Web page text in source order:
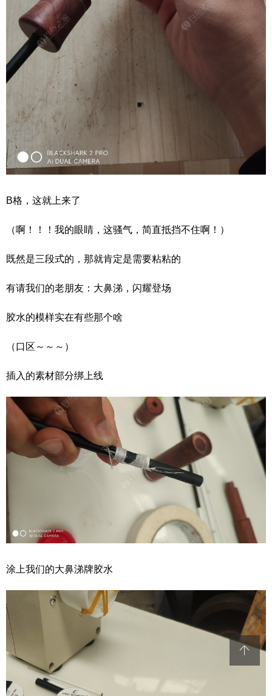
B格，这就上来了
（啊！！！我的眼睛，这骚气，简直抵挡不住啊！）
既然是三段式的，那就肯定是需要粘粘的
有请我们的老朋友：大鼻涕，闪耀登场
胶水的模样实在有些那个啥
（口区～～～）
插入的素材部分绑上线
涂上我们的大鼻涕牌胶水